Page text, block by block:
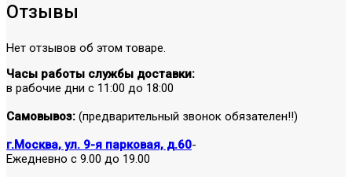
Отзывы
Нет отзывов об этом товаре.
Часы работы службы доставки:
в рабочие дни с 11:00 до 18:00
Самовывоз: (предварительный звонок обязателен!!)
г.Москва, ул. 9-я парковая, д.60-
Ежедневно с 9.00 до 19.00